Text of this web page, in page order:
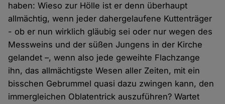
haben: Wieso zur Hölle ist er denn überhaupt
allmächtig, wenn jeder dahergelaufene Kuttenträger
- ob er nun wirklich gläubig sei oder nur wegen des
Messweins und der süßen Jungens in der Kirche
gelandet –, wenn also jede geweihte Flachzange
ihn, das allmächtigste Wesen aller Zeiten, mit ein
bisschen Gebrummel quasi dazu zwingen kann, den
immergleichen Oblatentrick auszuführen? Wartet